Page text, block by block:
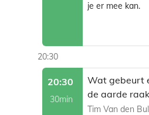
je er mee kan.
20:30
20:30
30min
Wat gebeurt
de aarde
Tim Van den